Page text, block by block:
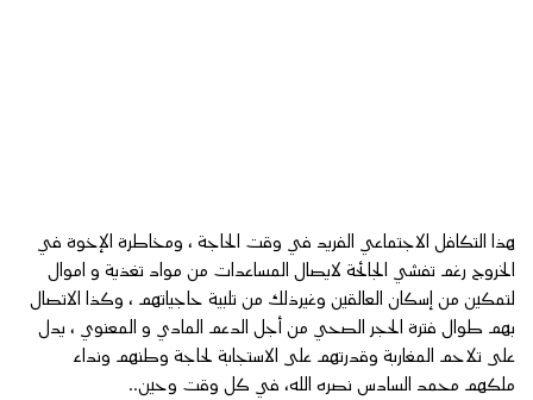
هذا التكافل الاجتماعي الفريد في وقت الحاجة ، ومخاطرة الإخوة في
الخروج رغم تفشي الجائحة لايصال المساعدات من مواد تغذية و اموال
لتمكين من إسكان العالقين وغيرذلك من تلبية حاجياتهم ، وكذا الاتصال
بهم طوال فترة الحجر الصحي من أجل الدعم المادي و المعنوي ، يدل
على تلاحم المغاربة وقدرتهم على الاستجابة لحاجة وطنهم ونداء
ملكهم محمد السادس نصره الله، في كل وقت وحين..